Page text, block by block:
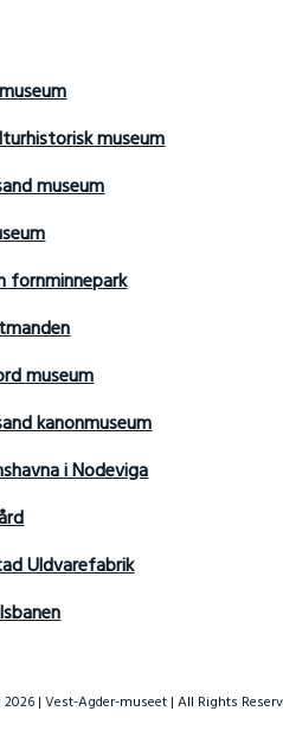
museum
museum
fornminnepark
museum
kanonmuseum
i Nodeviga
Uldvarefabrik
| Vest-Agder-museet | All Rights